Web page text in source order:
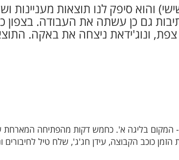
והוא סיפק לנו תוצאות מעניינות
גם כן עשתה את העבודה.
ונוג'ידאת ניצחה את באקה.
בליגה א'. כחמש דקות מהפתיחה המארחת
כוכב הקבוצה, עידן חג'ג', שלח טיל לחיבורים